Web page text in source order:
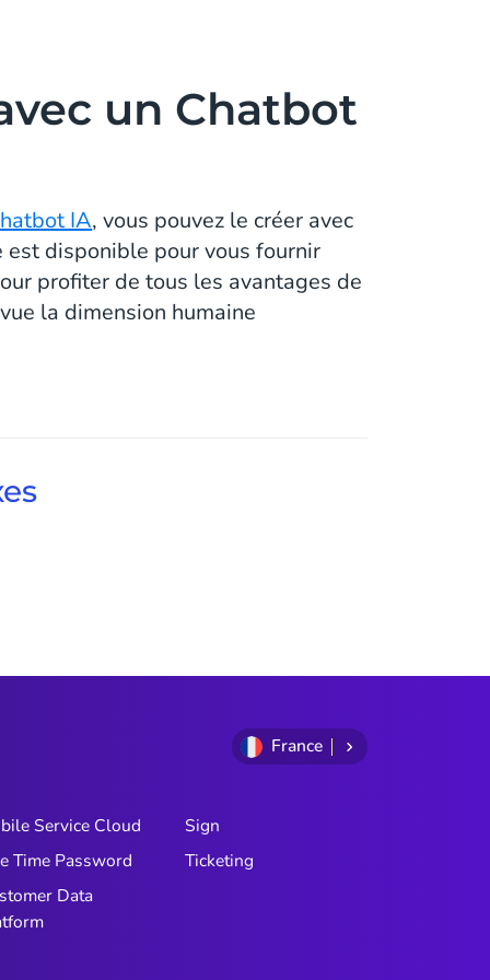
un Chatbot
IA, vous pouvez le créer avec
disponible pour vous fournir
profiter de tous les avantages de
la dimension humaine
France
Service Cloud
Time Password
Data
Sign
Ticketing